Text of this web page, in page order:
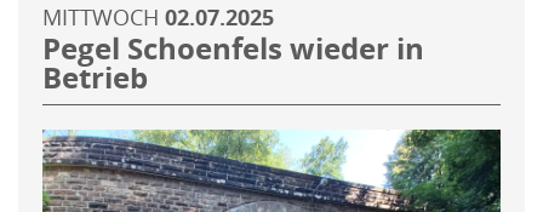
MITTWOCH 02.07.2025
Pegel Schoenfels wieder in
Betrieb